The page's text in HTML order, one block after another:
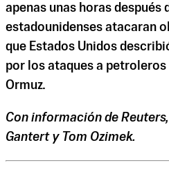
apenas unas horas después
estadounidenses atacaran
que Estados Unidos
por los ataques a
Ormuz.
Con información de
Gantert y Tom Ozimek.